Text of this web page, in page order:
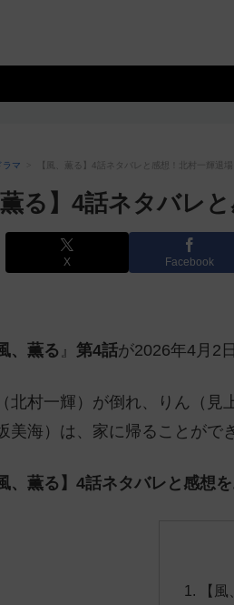
ラマ 【風、薫る】4話ネタバレと感想！北村一輝退
薫る】4話ネタバレ
X Facebook
、薫る 』 第4話が2026年4月2
北村一輝）が倒れ、りん（見
美海）は、家に帰ることが
、薫る】4話ネタバレと感想を
【